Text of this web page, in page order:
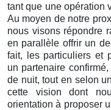
tant que une opération
Au moyen de notre
nous visons répondre
en parallèle offrir un
fait, les particuliers et
un partenaire
de nuit, tout en selon
cette vision dont
orientation à proposer